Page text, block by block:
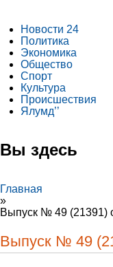
Новости 24
Политика
Экономика
Общество
Спорт
Культура
Происшествия
Ялумд’’
Вы здесь
Главная
»
Выпуск № 49 (21391)
Выпуск № 49